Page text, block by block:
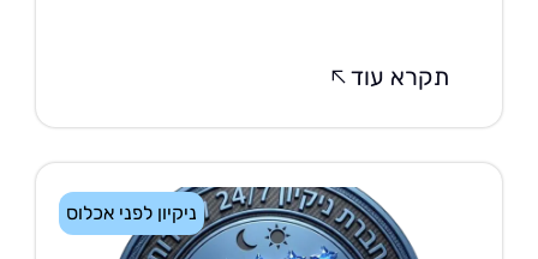
תקרא עוד
ניקיון לפני אכלוס